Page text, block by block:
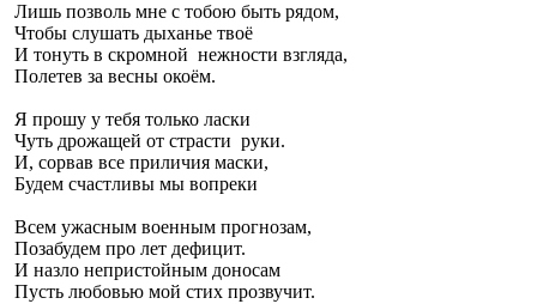
Лишь позволь мне с тобою быть рядом,
Чтобы слушать дыханье твоё
И тонуть в скромной нежности взгляда,
Полетев за весны окоём.
Я прошу у тебя только ласки
Чуть дрожащей от страсти руки.
И, сорвав все приличия маски,
Будем счастливы мы вопреки
Всем ужасным военным прогнозам,
Позабудем про лет дефицит.
И назло непристойным доносам
Пусть любовью мой стих прозвучит.